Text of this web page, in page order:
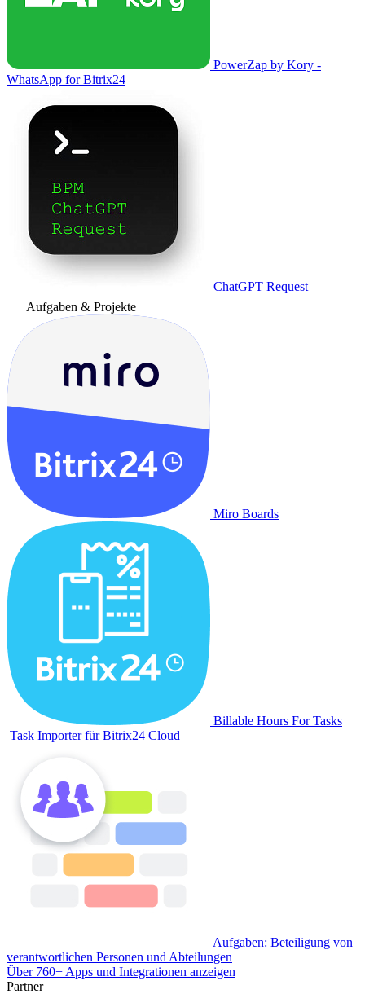
PowerZap by Kory -
WhatsApp for Bitrix24
ChatGPT Request
Aufgaben & Projekte
Miro Boards
Billable Hours For Tasks
Task Importer für Bitrix24 Cloud
Aufgaben: Beteiligung von
verantwortlichen Personen und Abteilungen
Über 760+ Apps und Integrationen anzeigen
Partner